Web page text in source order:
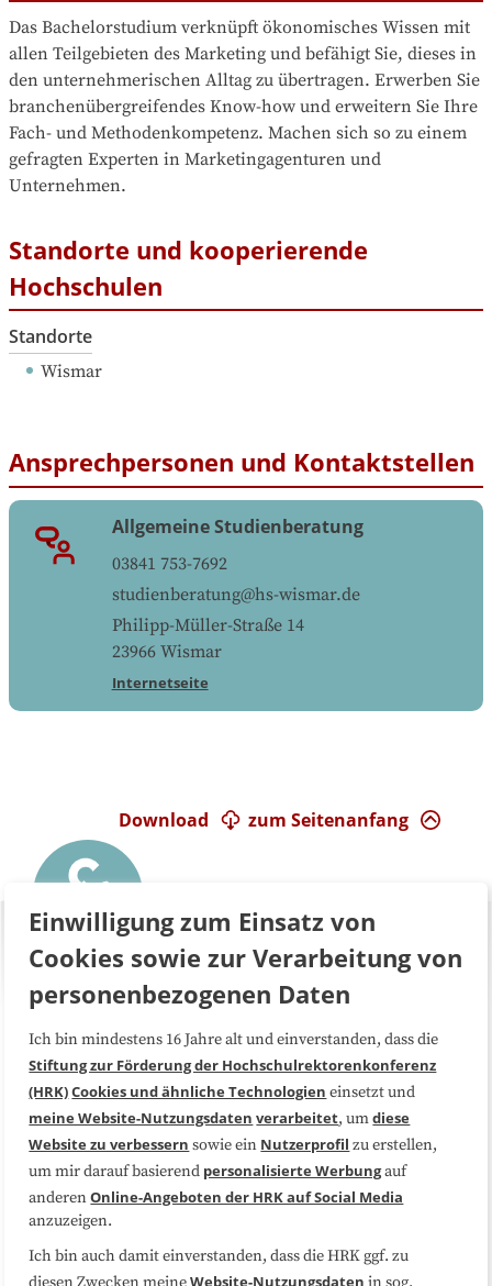
Das Bachelorstudium verknüpft ökonomisches Wissen mit
allen Teilgebieten des Marketing und befähigt Sie, dieses in
den unternehmerischen Alltag zu übertragen. Erwerben Sie
branchenübergreifendes Know-how und erweitern Sie Ihre
Fach- und Methodenkompetenz. Machen sich so zu einem
gefragten Experten in Marketingagenturen und
Unternehmen.
Standorte und kooperierende
Hochschulen
Standorte
Wismar
Ansprechpersonen und Kontaktstellen
Allgemeine Studienberatung
03841 753-7692
studienberatung@hs-wismar.de
Philipp-Müller-Straße 14
23966 Wismar
Internetseite
zum Seitenanfang
Download
Über uns FAQ
Medienarbeit Kooperationen
Datenschutzerklärung Impressum
Sitemap
Einwilligung zum Einsatz von
Cookies sowie zur Verarbeitung von
personenbezogenen Daten
Ich bin mindestens 16 Jahre alt und einverstanden, dass die
Stiftung zur Förderung der Hochschulrektorenkonferenz
(HRK)Cookies und ähnliche Technologien einsetzt und
meine Website-Nutzungsdaten verarbeitet, umdiese
Website zu verbessern sowie ein Nutzerprofil zu erstellen,
um mir darauf basierend personalisierte Werbungauf
anderenOnline-Angeboten der HRK auf Social Media
anzuzeigen.
Ich bin auch damit einverstanden, dass die HRK ggf. zu
Website-Nutzungsdaten